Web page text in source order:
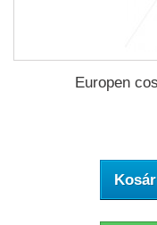
Europen